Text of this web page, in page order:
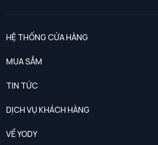
HỆ THỐNG CỬA HÀNG
MUA SẮM
TIN TỨC
DỊCH VỤ KHÁCH HÀNG
Chính sách khách hàng thân thiết
VỀ YODY